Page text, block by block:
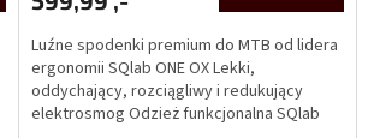
Luźne spodenki premium do MTB od lidera
ergonomii SQlab ONE OX Lekki,
oddychający, rozciągliwy i redukujący
elektrosmog Odzież funkcjonalna SQlab